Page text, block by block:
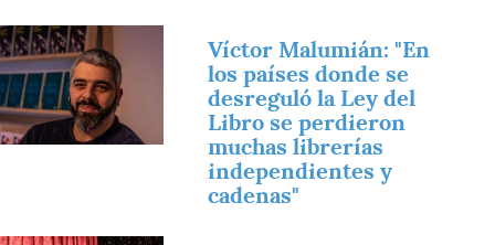
Víctor Malumián: "En
los países donde se
desreguló la Ley del
Libro se perdieron
muchas librerías
independientes y
cadenas"